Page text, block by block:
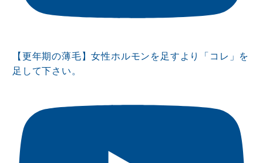
【更年期の薄毛】女性ホルモンを足すより「コレ」を
足して下さい。